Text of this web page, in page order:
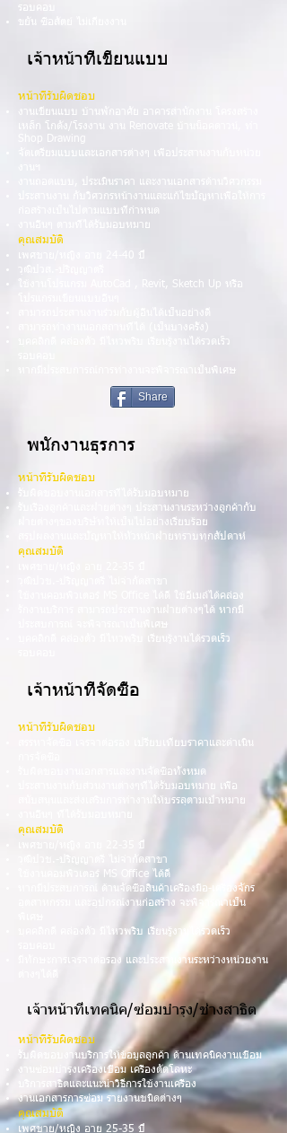
รอบคอบ
ขยัน ซื่อสัตย์ ไม่เกี่ยงงาน
เจ้าหน้าที่เขียนแบบ
หน้าที่รับผิดชอบ
งานเขียนแบบ บ้านพักอาศัย อาคารสำนักงาน โครงสร้าง
เหล็ก โกดัง/โรงงาน งาน Renovate บ้านน็อคดาวน์, ทำ
Shop Drawing
จัดเตรียมแบบและเอกสารต่างๆ เพื่อประสานงานกับหน่วย
งานถอดแบบ, ประเมินราคา และงานเอกสารด้านวิศวกรรม
ประสานงาน กับวิศวกรหน้างานและแก้ไขปัญหาเพื่อให้การ
ก่อสร้างเป็นไปตามแบบที่กำหนด
งานอื่นๆ ตามที่ได้รับมอบหมาย
คุณสมบัติ
เพศชาย/หญิง อายุ 24-40 ปี
ใช้งานโปรแกรม AutoCad , Revit, Sketch Up หรือ
สามารถประสานงานร่วมกับผู้อื่นได้เป็นอย่างดี
สามารถทำงานนอกสถานที่ได้ (เป็นบางครั้ง)
บุคคลิกดี คล่องตัว มีไหวพริบ เรียนรู้งานได้รวดเร็ว
หากมีประสบการณ์การทำงานจะพิจารณาเป็นพิเศษ
Share
พนักงานธุรการ
หน้าที่รับผิดชอบ
รับผิดชอบงานเอกสารที่ได้รับมอบหมาย
รับเรื่องลูกค้าและฝ่ายต่างๆ ประสานงานระหว่างลูกค้ากับ
ฝ่ายต่างๆของบริษัทให้เป็นไปอย่างเรียบร้อย
สรุปผลงานและปัญหาให้หัวหน้าฝ่ายทราบทุกสัปดาห์
คุณสมบัติ
ใช้งานคอมพิวเตอร์ MS Office ได้ดี ใช้อีเมล์ได้คล่อง
รักงานบริการ สามารถประสานงานฝ่ายต่างๆได้ หากมี
บุคคลิกดี คล่องตัว มีไหวพริบ เรียนรู้งานได้รวดเร็ว
เจ้าหน้าที่จัดซื้อ
หน้าที่รับผิดชอบ
สรรหาจัดซื้อ เจรจาต่อรอง เปรียบเทียบราคาและดำเนิน
รับผิดชอบงานเอกสารและงานจัดซื้อทั้งหมด
ประสานงานกับส่วนงานต่างๆที่ได้รับมอบหมาย เพื่อ
สนับสนุนและส่งเสริมการทำงานให้บรรลุตามเป้าหมาย
คุณสมบัติ
เพศชาย/หญิง อายุ 22-35 ปี
วุฒิปวช.-ปริญญาตรี ไม่จำกัดสาขา
ใช้งานคอมพิวเตอร์ MS Office ได้ดี
หากมีประสบการณ์ ด้านจัดซื้อสินค้าเครื่องมือ-เครื่องจักร
อุตสาหกรรม และอุปกรณ์งานก่อสร้าง จะพิจารณาเป็น
บุคคลิกดี คล่องตัว มีไหวพริบ เรียนรู้งานได้รวดเร็ว
มีทักษะการเจรจาต่อรอง และประสานงานระหว่างหน่วยงาน
เจ้าหน้าที่เทคนิค/ซ่อมบำรุง/ช่างสาธิต
หน้าที่รับผิดชอบ
รับผิดชอบงานบริการให้ข้อมูลลูกค้า ด้านเทคนิคงานเชื่อม
งานซ่อมบำรุงเครื่องเชื่อม เครื่องตัดโลหะ
บริการสาธิตและแนะนำวิธีการใช้งานเครื่อง
งานเอกสารการซ่อม รายงานชนิดต่างๆ
คุณสมบัติ
เพศชาย/หญิง อายุ 25-35 ปี